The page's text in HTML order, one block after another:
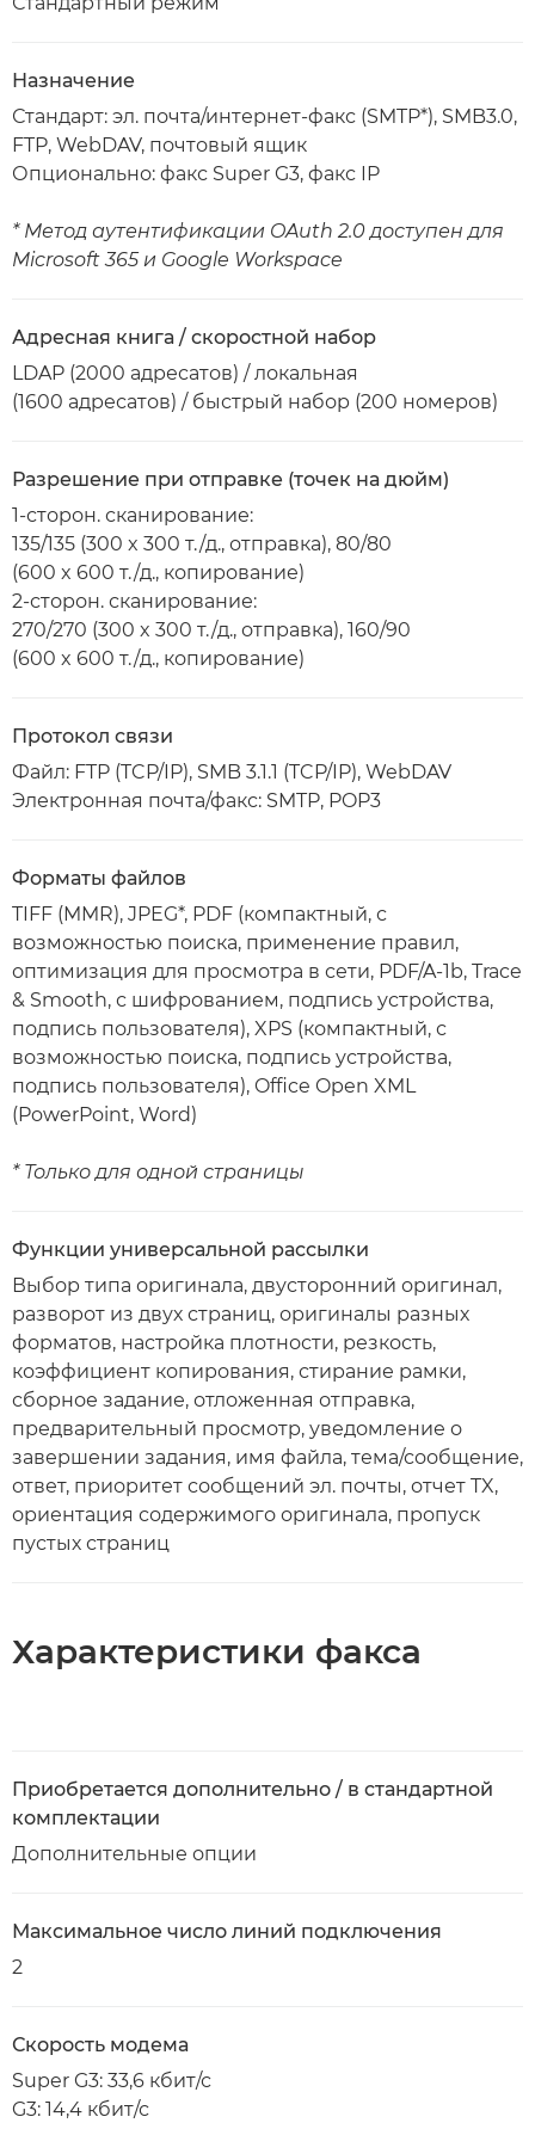
Назначение
Стандарт: эл. почта/интернет-факс (SMTP*), SMB3.0,
FTP, WebDAV, почтовый ящик
Опционально: факс Super G3, факс IP
* Метод аутентификации OAuth 2.0 доступен для
Microsoft 365 и Google Workspace
Адресная книга / скоростной набор
LDAP (2000 адресатов) / локальная
(1600 адресатов) / быстрый набор (200 номеров)
Разрешение при отправке (точек на дюйм)
1-сторон. сканирование:
135/135 (300 x 300 т./д., отправка), 80/80
(600 x 600 т./д., копирование)
2-сторон. сканирование:
270/270 (300 x 300 т./д., отправка), 160/90
(600 x 600 т./д., копирование)
Протокол связи
Файл: FTP (TCP/IP), SMB 3.1.1 (TCP/IP), WebDAV
Электронная почта/факс: SMTP, POP3
Форматы файлов
TIFF (MMR), JPEG*, PDF (компактный, с
возможностью поиска, применение правил,
оптимизация для просмотра в сети, PDF/A-1b, Trace
& Smooth, с шифрованием, подпись устройства,
подпись пользователя), XPS (компактный, с
возможностью поиска, подпись устройства,
подпись пользователя), Office Open XML
(PowerPoint, Word)
* Только для одной страницы
Функции универсальной рассылки
Выбор типа оригинала, двусторонний оригинал,
разворот из двух страниц, оригиналы разных
форматов, настройка плотности, резкость,
коэффициент копирования, стирание рамки,
сборное задание, отложенная отправка,
предварительный просмотр, уведомление о
завершении задания, имя файла, тема/сообщение,
ответ, приоритет сообщений эл. почты, отчет TX,
ориентация содержимого оригинала, пропуск
пустых страниц
Характеристики факса
Приобретается дополнительно / в стандартной
комплектации
Дополнительные опции
Максимальное число линий подключения
2
Скорость модема
Super G3: 33,6 кбит/с
G3: 14,4 кбит/с